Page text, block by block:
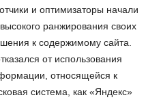
и оптимизаторы начали
ранжирования своих
к содержимому сайта.
от использования
относящейся к
система, как «Яндекс»